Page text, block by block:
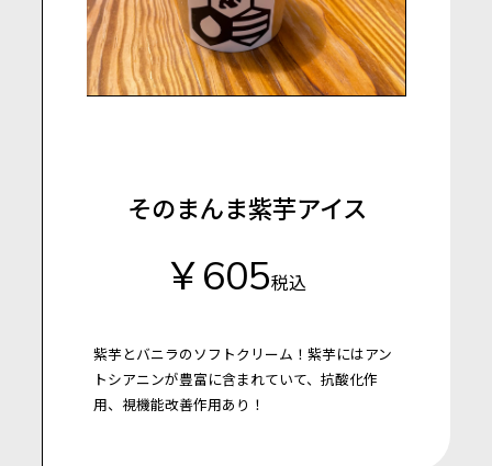
そのまんま紫芋アイス
￥605税込
紫芋とバニラのソフトクリーム！紫芋にはアン
トシアニンが豊富に含まれていて、抗酸化作
用、視機能改善作用あり！